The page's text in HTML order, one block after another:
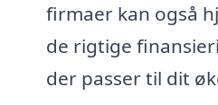
firmaer kan også
de rigtige
der passer til dit